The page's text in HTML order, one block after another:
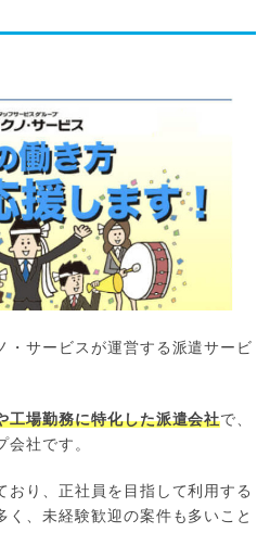
・サービスが運営する派遣サービ
工場勤務に特化した派遣会社で、
会社です。
おり、正社員を目指して利用する
く、未経験歓迎の案件も多いこと